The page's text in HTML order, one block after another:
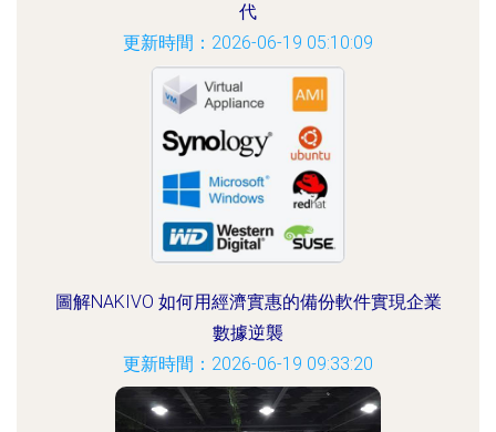
代
更新時間：2026-06-19 05:10:09
圖解NAKIVO 如何用經濟實惠的備份軟件實現企業
數據逆襲
更新時間：2026-06-19 09:33:20